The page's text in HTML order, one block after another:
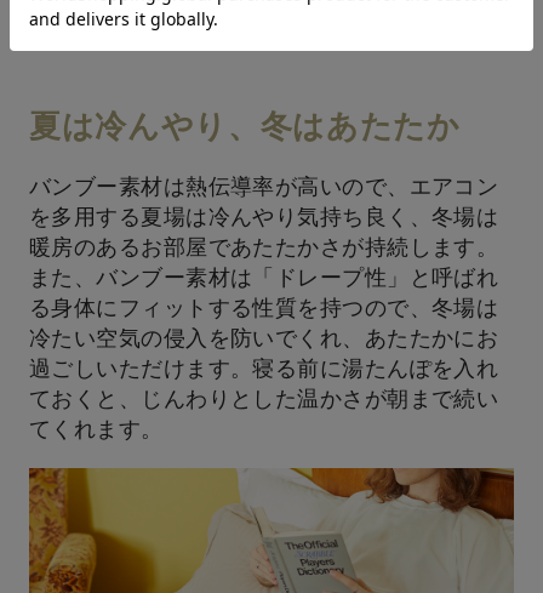
夏は冷んやり、冬はあたたか
バンブー素材は熱伝導率が高いので、エアコン
を多用する夏場は冷んやり気持ち良く、冬場は
暖房のあるお部屋であたたかさが持続します。
また、バンブー素材は「ドレープ性」と呼ばれ
る身体にフィットする性質を持つので、冬場は
冷たい空気の侵入を防いでくれ、あたたかにお
過ごしいただけます。寝る前に湯たんぽを入れ
ておくと、じんわりとした温かさが朝まで続い
てくれます。